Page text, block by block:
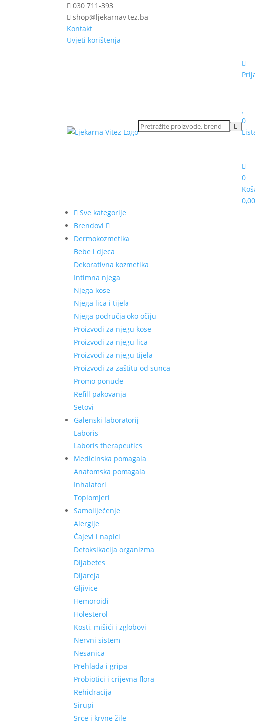
030 711-393
shop@ljekarnavitez.ba
Kontakt
Uvjeti korištenja
0
0
Sve kategorije
Brendovi
Dermokozmetika
Bebe i djeca
Dekorativna kozmetika
Intimna njega
Njega kose
Njega lica i tijela
Njega područja oko očiju
Proizvodi za njegu kose
Proizvodi za njegu lica
Proizvodi za njegu tijela
Proizvodi za zaštitu od sunca
Promo ponude
Refill pakovanja
Setovi
Galenski laboratorij
Laboris
Laboris therapeutics
Medicinska pomagala
Anatomska pomagala
Inhalatori
Toplomjeri
Samoliječenje
Alergije
Čajevi i napici
Detoksikacija organizma
Dijabetes
Dijareja
Gljivice
Hemoroidi
Holesterol
Kosti, mišići i zglobovi
Nervni sistem
Nesanica
Prehlada i gripa
Probiotici i crijevna flora
Rehidracija
Sirupi
Srce i krvne žile